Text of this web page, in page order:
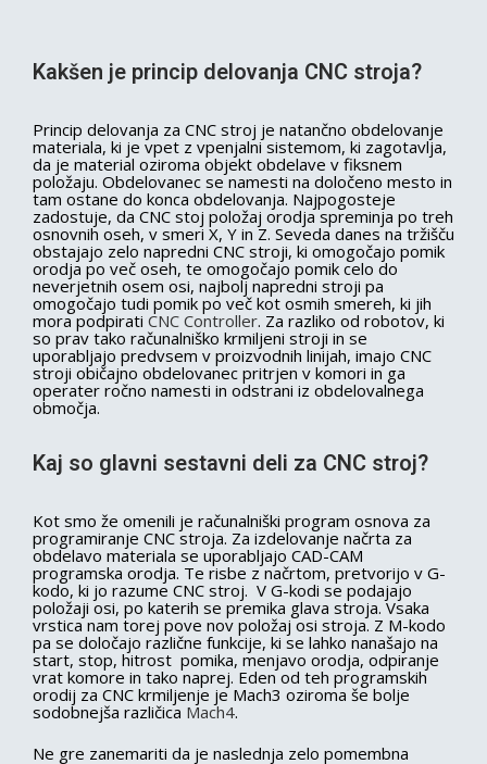
Kakšen je princip delovanja CNC stroja?
Princip delovanja za CNC stroj je natančno obdelovanje
materiala, ki je vpet z vpenjalni sistemom, ki zagotavlja,
da je material oziroma objekt obdelave v fiksnem
položaju. Obdelovanec se namesti na določeno mesto in
tam ostane do konca obdelovanja. Najpogosteje
zadostuje, da CNC stoj položaj orodja spreminja po treh
osnovnih oseh, v smeri X, Y in Z. Seveda danes na tržišču
obstajajo zelo napredni CNC stroji, ki omogočajo pomik
orodja po več oseh, te omogočajo pomik celo do
neverjetnih osem osi, najbolj napredni stroji pa
omogočajo tudi pomik po več kot osmih smereh, ki jih
mora podpirati CNC Controller. Za razliko od robotov, ki
so prav tako računalniško krmiljeni stroji in se
uporabljajo predvsem v proizvodnih linijah, imajo CNC
stroji običajno obdelovanec pritrjen v komori in ga
operater ročno namesti in odstrani iz obdelovalnega
območja.
Kaj so glavni sestavni deli za CNC stroj?
Kot smo že omenili je računalniški program osnova za
programiranje CNC stroja. Za izdelovanje načrta za
obdelavo materiala se uporabljajo CAD-CAM
programska orodja. Te risbe z načrtom, pretvorijo v G-
kodo, ki jo razume CNC stroj. V G-kodi se podajajo
položaji osi, po katerih se premika glava stroja. Vsaka
vrstica nam torej pove nov položaj osi stroja. Z M-kodo
pa se določajo različne funkcije, ki se lahko nanašajo na
start, stop, hitrost pomika, menjavo orodja, odpiranje
vrat komore in tako naprej. Eden od teh programskih
orodij za CNC krmiljenje je Mach3 oziroma še bolje
sodobnejša različica Mach4.
Ne gre zanemariti da je naslednja zelo pomembna